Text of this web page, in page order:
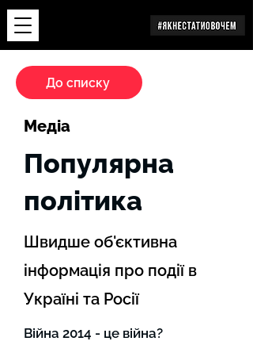
До списку
Медіа
Популярна
політика
Швидше об'єктивна
інформація про події в
Україні та Росії
Війна 2014 - це війна?